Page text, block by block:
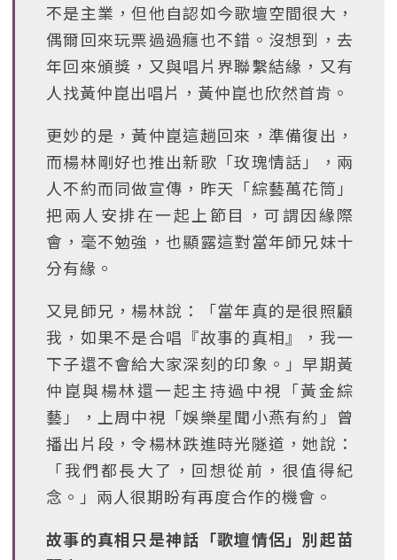
不是主業，但他自認如今歌壇空間很大，
偶爾回來玩票過過癮也不錯。沒想到，去
年回來頒獎，又與唱片界聯繫結緣，又有
人找黃仲崑出唱片，黃仲崑也欣然首肯。
更妙的是，黃仲崑這趟回來，準備復出，
而楊林剛好也推出新歌「玫瑰情話」，兩
人不約而同做宣傳，昨天「綜藝萬花筒」
把兩人安排在一起上節目，可謂因緣際
會，毫不勉強，也顯露這對當年師兄妹十
分有緣。
又見師兄，楊林說：「當年真的是很照顧
我，如果不是合唱『故事的真相』，我一
下子還不會給大家深刻的印象。」早期黃
仲崑與楊林還一起主持過中視「黃金綜
藝」，上周中視「娛樂星聞小燕有約」曾
播出片段，令楊林跌進時光隧道，她說：
「我們都長大了，回想從前，很值得紀
念。」兩人很期盼有再度合作的機會。
故事的真相只是神話「歌壇情侶」別起苗